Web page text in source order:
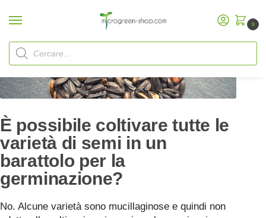
0
Home FAQ / È possibile coltivare tutte le varietà di semi in un barattolo per la germinazione?
È possibile coltivare tutte le
varietà di semi in un
barattolo per la
germinazione?
No. Alcune varietà sono mucillaginose e quindi non